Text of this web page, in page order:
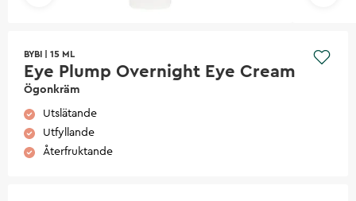
BYBI 15 ML
Eye Plump Overnight Eye Cream
Ögonkräm
Utslätande
Utfyllande
Återfruktande